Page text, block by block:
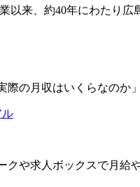
以来、約40年にわたり
際の月収はいくらなのか
クや求人ボックスで月給